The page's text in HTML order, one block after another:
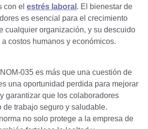
con el estrés laboral . El bienestar de
es esencial para el crecimiento
cualquier organización, y su descuido
costos humanos y económicos.
035 es más que una cuestión de
una oportunidad perdida para mejorar
garantizar que los colaboradores
de trabajo seguro y saludable.
no solo protege a la empresa de